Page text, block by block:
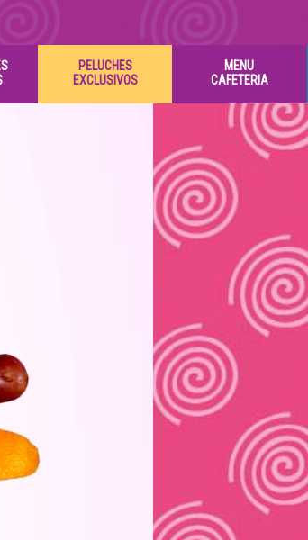
PELUCHES
EXCLUSIVOS
MENU
CAFETERIA